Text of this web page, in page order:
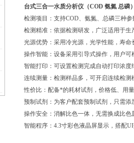
台式三合一水质分析仪（COD 氨氮 总磷）
检测项目：支持COD、氨氮、总磷三种参
检测精准：依据检测研发，广泛适用于生
光源优势：采用冷光源，光学性能，寿命
操作智能：设备采用引导式操作，用户可
智能打印：可设置检测完成自动打印浓度
连续测量：检测样品多，可开启连续检测
性价比：配备*的耗材试剂，价格低、用量
预制试剂：为客户配套预制试剂，只需添
操作安全：消解比色一体，无需换成比色
智能程序：4.3寸彩色液晶屏显示，搭配